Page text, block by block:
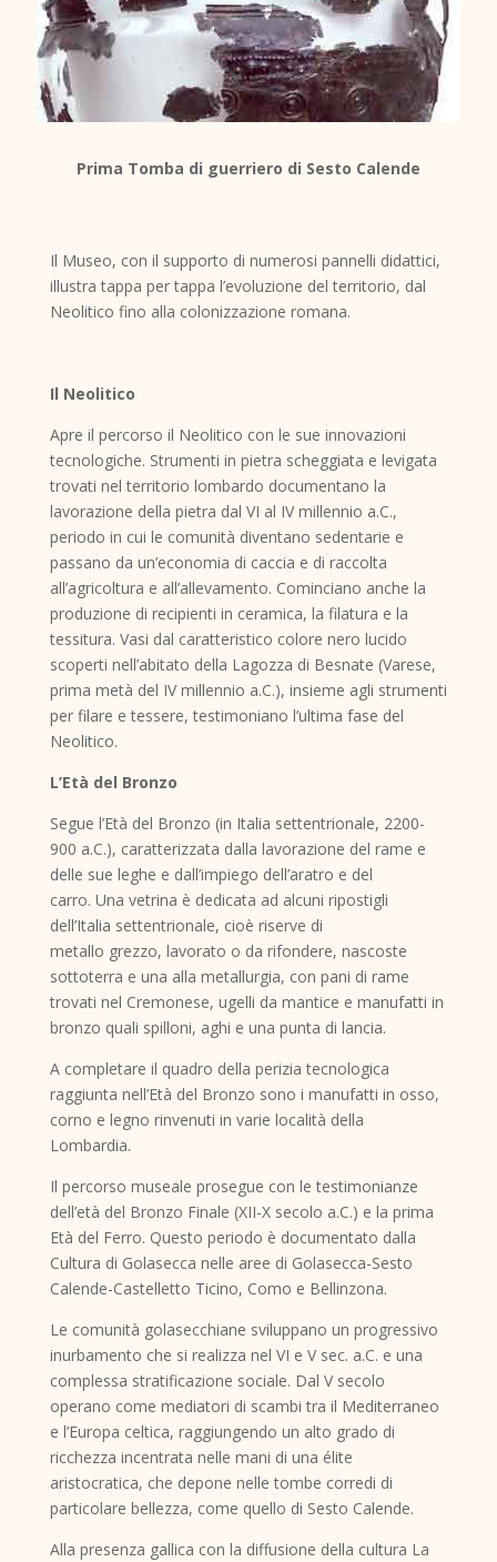
Prima Tomba di guerriero di Sesto Calende
Il Museo, con il supporto di numerosi pannelli didattici,
illustra tappa per tappa l’evoluzione del territorio, dal
Neolitico fino alla colonizzazione romana.
Il Neolitico
Apre il percorso il Neolitico con le sue innovazioni
tecnologiche. Strumenti in pietra scheggiata e levigata
trovati nel territorio lombardo documentano la
lavorazione della pietra dal VI al IV millennio a.C.,
periodo in cui le comunità diventano sedentarie e
passano da un’economia di caccia e di raccolta
all’agricoltura e all’allevamento. Cominciano anche la
produzione di recipienti in ceramica, la filatura e la
tessitura. Vasi dal caratteristico colore nero lucido
scoperti nell’abitato della Lagozza di Besnate (Varese,
prima metà del IV millennio a.C.), insieme agli strumenti
per filare e tessere, testimoniano l’ultima fase del
Neolitico.
L’Età del Bronzo
Segue l’Età del Bronzo (in Italia settentrionale, 2200-
900 a.C.), caratterizzata dalla lavorazione del rame e
delle sue leghe e dall’impiego dell’aratro e del
carro. Una vetrina è dedicata ad alcuni ripostigli
dell’Italia settentrionale, cioè riserve di
metallo grezzo, lavorato o da rifondere, nascoste
sottoterra e una alla metallurgia, con pani di rame
trovati nel Cremonese, ugelli da mantice e manufatti in
bronzo quali spilloni, aghi e una punta di lancia.
A completare il quadro della perizia tecnologica
raggiunta nell’Età del Bronzo sono i manufatti in osso,
corno e legno rinvenuti in varie località della
Lombardia.
Il percorso museale prosegue con le testimonianze
dell’età del Bronzo Finale (XII-X secolo a.C.) e la prima
Età del Ferro. Questo periodo è documentato dalla
Cultura di Golasecca nelle aree di Golasecca-Sesto
Calende-Castelletto Ticino, Como e Bellinzona.
Le comunità golasecchiane sviluppano un progressivo
inurbamento che si realizza nel VI e V sec. a.C. e una
complessa stratificazione sociale. Dal V secolo
operano come mediatori di scambi tra il Mediterraneo
e l’Europa celtica, raggiungendo un alto grado di
ricchezza incentrata nelle mani di una élite
aristocratica, che depone nelle tombe corredi di
particolare bellezza, come quello di Sesto Calende.
Alla presenza gallica con la diffusione della cultura La